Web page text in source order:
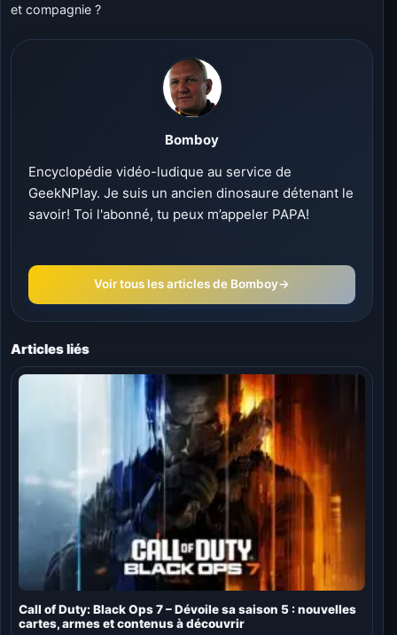
et compagnie ?
Bomboy
Encyclopédie vidéo-ludique au service de
GeekNPlay. Je suis un ancien dinosaure détenant le
savoir! Toi l'abonné, tu peux m’appeler PAPA!
Voir tous les articles de Bomboy→
Articles liés
Call of Duty: Black Ops 7 – Dévoile sa saison 5 : nouvelles
cartes, armes et contenus à découvrir